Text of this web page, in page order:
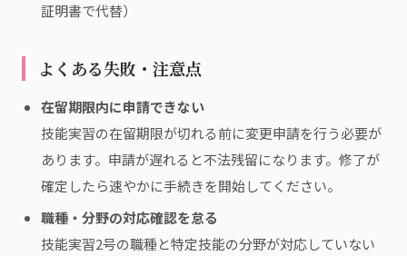
証明書で代替）
よくある失敗・注意点
在留期限内に申請できない
技能実習の在留期限が切れる前に変更申請を行う必要が
あります。申請が遅れると不法残留になります。修了が
確定したら速やかに手続きを開始してください。
職種・分野の対応確認を怠る
技能実習2号の職種と特定技能の分野が対応していない